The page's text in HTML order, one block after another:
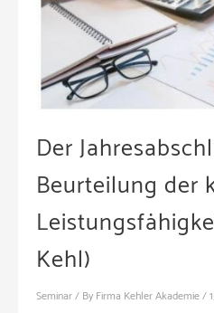
Der
Beurteilung der
Kehl)
Seminar/ By Firma Kehler Akademie/